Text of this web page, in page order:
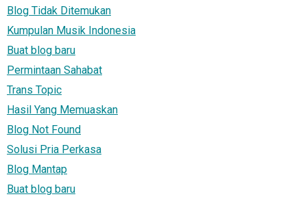
Blog Tidak Ditemukan
Kumpulan Musik Indonesia
Buat blog baru
Permintaan Sahabat
Trans Topic
Hasil Yang Memuaskan
Blog Not Found
Solusi Pria Perkasa
Blog Mantap
Buat blog baru